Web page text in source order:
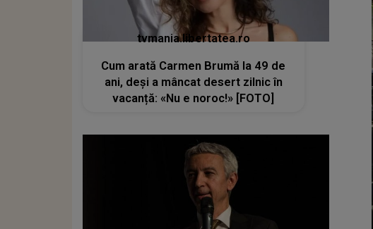
tvmania.libertatea.ro
Cum arată Carmen Brumă la 49 de
ani, deși a mâncat desert zilnic în
vacanță: «Nu e noroc!» [FOTO]